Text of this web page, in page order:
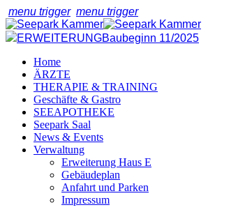
menu trigger menu trigger
ERWEITERUNGBaubeginn 11/2025
Home
ÄRZTE
THERAPIE & TRAINING
Geschäfte & Gastro
SEEAPOTHEKE
Seepark Saal
News & Events
Verwaltung
Erweiterung Haus E
Gebäudeplan
Anfahrt und Parken
Impressum